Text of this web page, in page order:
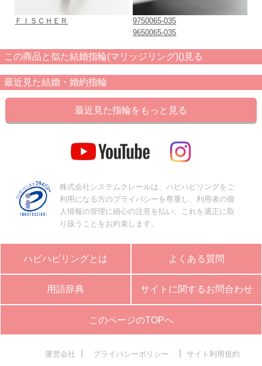
ＦＩＳＣＨＥＲ
9750065-035
9650065-035
この商品と似た結婚指輪(マリッジリング)()見る
最近見た結婚・婚約指輪
最近見た指輪をもっと見る
株式会社システムクレールは、ハピハピリングをご
利用になる方のプライバシーを尊重し、利用者の個
人情報の管理に細心の注意を払い、これを適正に取
り扱うことをお約束します。
ハピハピリングとは よくある質問
用語辞典 サイトに関するお問合わせ
このページのTOPへ
運営会社 プライバシーポリシー サイト利用規約